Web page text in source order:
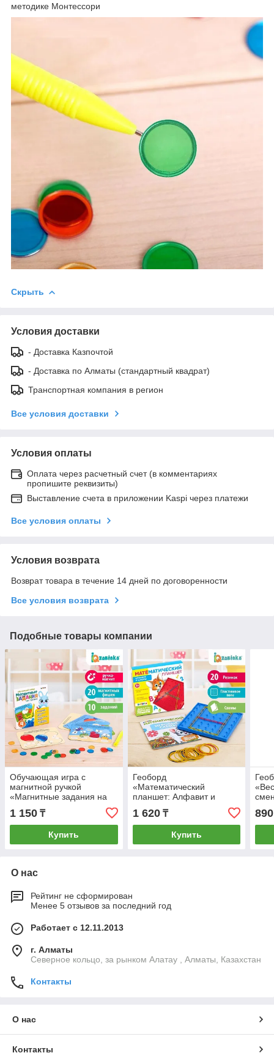
методике Монтессори
Скрыть
Условия доставки
- Доставка Казпочтой
- Доставка по Алматы (стандартный квадрат)
Транспортная компания в регион
Все условия доставки
Условия оплаты
Оплата через расчетный счет (в комментариях
пропишите реквизиты)
Выставление счета в приложении Kaspi через платежи
Все условия оплаты
Условия возврата
Возврат товара в течение 14 дней по договоренности
Все условия возврата
Подобные товары компании
Обучающая игра с
магнитной ручкой
«Магнитные задания на
логику», по методике
Монтессори
1 150 ₸
Купить
Геоборд
«Математический
планшет: Алфавит и
цифры» с инструкцией по
схемам, по методике
Монтессори
1 620₸
Купить
890
О нас
Рейтинг не сформирован
Менее 5 отзывов за последний год
Работает с 12.11.2013
г. Алматы
Северное кольцо, за рынком Алатау , Алматы, Казахстан
Контакты
О нас
Контакты